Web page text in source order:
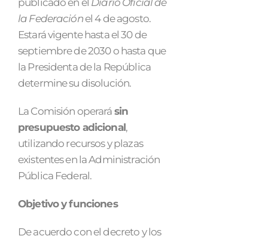
la Federaciónel 4 de agosto.
Estará vigente hasta el 30 de
septiembre de 2030 o hasta que
la Presidenta de la República
determine su disolución.
La Comisión operarásin
presupuesto adicional,
utilizando recursos y plazas
existentes en la Administración
Pública Federal.
Objetivo y funciones
De acuerdo con el decreto y los